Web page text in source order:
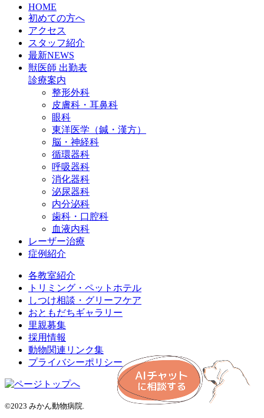
HOME
初めての方へ
アクセス
スタッフ紹介
最新NEWS
獣医師 出勤表
診療案内
整形外科
皮膚科・耳鼻科
眼科
東洋医学（鍼・漢方）
脳・神経科
循環器科
呼吸器科
消化器科
泌尿器科
内分泌科
歯科・口腔科
血液内科
レーザー治療
症例紹介
各教室紹介
トリミング・ペットホテル
しつけ相談・グリーフケア
おともだちギャラリー
里親募集
採用情報
動物関連リンク集
プライバシーポリシー
©2023 みかん動物病院.